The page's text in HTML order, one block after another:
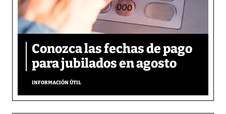
Conozca las fechas de pago
para jubilados en agosto
INFORMACIÓN ÚTIL